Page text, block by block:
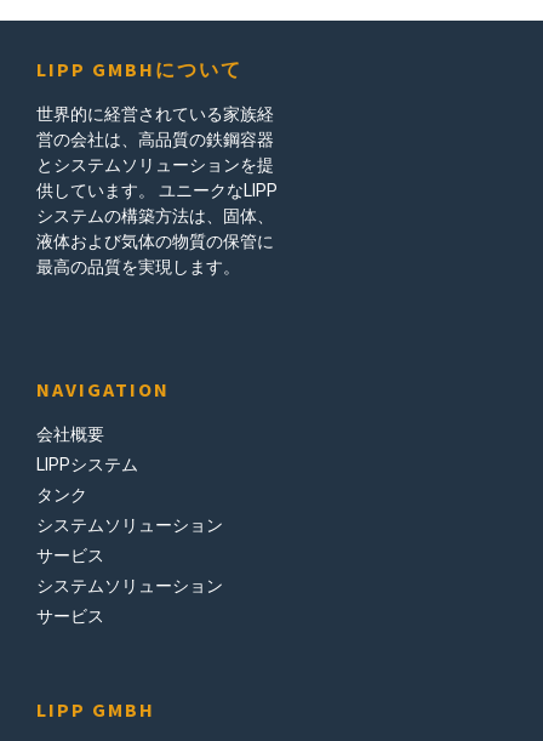
ナ
ビ
ゲ
ー
シ
ョ
LIPP GMBHについて
世界的に経営されている家族経
営の会社は、高品質の鉄鋼容器
とシステムソリューションを提
供しています。 ユニークなLIPP
システムの構築方法は、固体、
液体および気体の物質の保管に
最高の品質を実現します。
NAVIGATION
会社概要
LIPPシステム
タンク
システムソリューション
サービス
システムソリューション
サービス
LIPP GMBH